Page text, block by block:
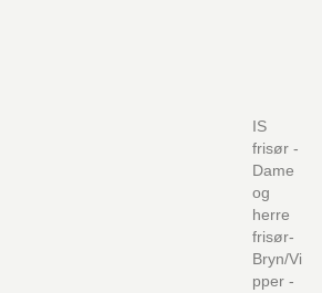
IS
frisør -
Dame
og
herre
frisør-
Bryn/Vi
pper -